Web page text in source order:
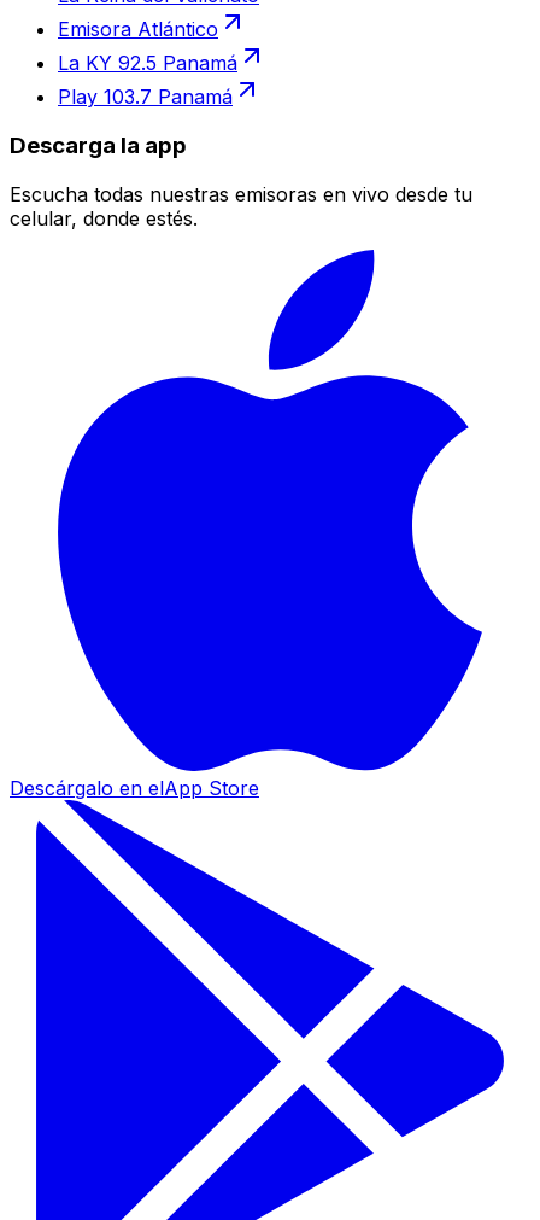
Emisora Atlántico
La KY 92.5 Panamá
Play 103.7 Panamá
Descarga la app
Escucha todas nuestras emisoras en vivo desde tu
celular, donde estés.
Descárgalo en elApp Store